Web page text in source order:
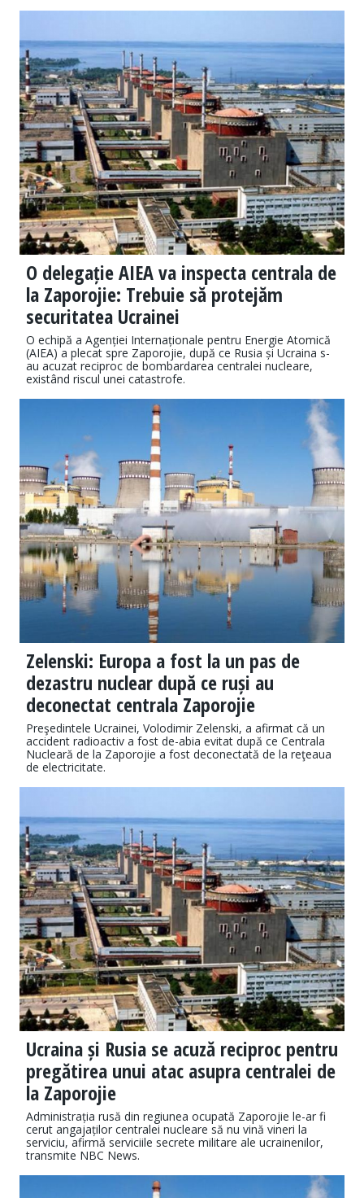
O delegație AIEA va inspecta centrala de
la Zaporojie: Trebuie să protejăm
securitatea Ucrainei
O echipă a Agenției Internaționale pentru Energie Atomică
(AIEA) a plecat spre Zaporojie, după ce Rusia și Ucraina s-
au acuzat reciproc de bombardarea centralei nucleare,
existând riscul unei catastrofe.
Zelenski: Europa a fost la un pas de
dezastru nuclear după ce ruși au
deconectat centrala Zaporojie
Preşedintele Ucrainei, Volodimir Zelenski, a afirmat că un
accident radioactiv a fost de-abia evitat după ce Centrala
Nucleară de la Zaporojie a fost deconectată de la reţeaua
de electricitate.
Ucraina și Rusia se acuză reciproc pentru
pregătirea unui atac asupra centralei de
la Zaporojie
Administrația rusă din regiunea ocupată Zaporojie le-ar fi
cerut angajaților centralei nucleare să nu vină vineri la
serviciu, afirmă serviciile secrete militare ale ucrainenilor,
transmite NBC News.